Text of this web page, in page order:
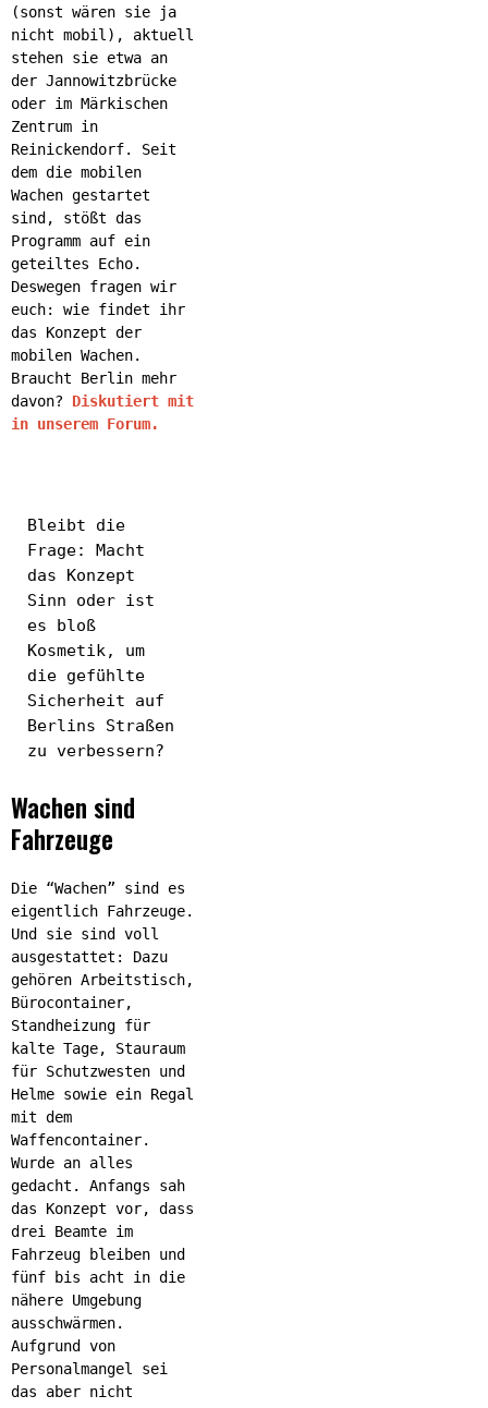
(sonst wären sie ja
nicht mobil), aktuell
stehen sie etwa an
der Jannowitzbrücke
oder im Märkischen
Zentrum in
Reinickendorf. Seit
dem die mobilen
Wachen gestartet
sind, stößt das
Programm auf ein
geteiltes Echo.
Deswegen fragen wir
euch: wie findet ihr
das Konzept der
mobilen Wachen.
Braucht Berlin mehr
davon? Diskutiert mit
in unserem Forum.
Bleibt die
Frage: Macht
das Konzept
Sinn oder ist
es bloß
Kosmetik, um
die gefühlte
Sicherheit auf
Berlins Straßen
zu verbessern?
Wachen sind
Fahrzeuge
Die “Wachen” sind es
eigentlich Fahrzeuge.
Und sie sind voll
ausgestattet: Dazu
gehören Arbeitstisch,
Bürocontainer,
Standheizung für
kalte Tage, Stauraum
für Schutzwesten und
Helme sowie ein Regal
mit dem
Waffencontainer.
Wurde an alles
gedacht. Anfangs sah
das Konzept vor, dass
drei Beamte im
Fahrzeug bleiben und
fünf bis acht in die
nähere Umgebung
ausschwärmen.
Aufgrund von
Personalmangel sei
das aber nicht